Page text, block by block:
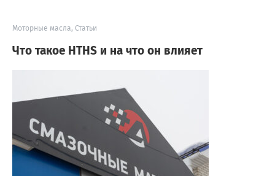
Моторные масла, Статьи
Что такое HTHS и на что он влияет